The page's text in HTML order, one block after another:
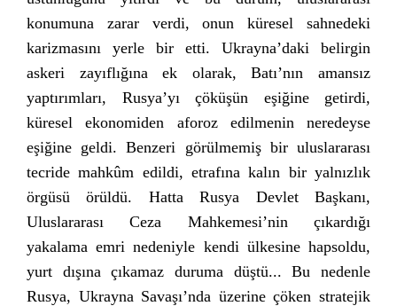
konumuna zarar verdi, onun küresel sahnedeki
karizmasını yerle bir etti. Ukrayna’daki belirgin
askeri zayıflığına ek olarak, Batı’nın amansız
yaptırımları, Rusya’yı çöküşün eşiğine getirdi,
küresel ekonomiden aforoz edilmenin neredeyse
eşiğine geldi. Benzeri görülmemiş bir uluslararası
tecride mahkûm edildi, etrafına kalın bir yalnızlık
örgüsü örüldü. Hatta Rusya Devlet Başkanı,
Uluslararası Ceza Mahkemesi’nin çıkardığı
yakalama emri nedeniyle kendi ülkesine hapsoldu,
yurt dışına çıkamaz duruma düştü... Bu nedenle
Rusya, Ukrayna Savaşı’nda üzerine çöken stratejik